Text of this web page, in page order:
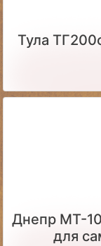
Тула
Днепр МТ-
для